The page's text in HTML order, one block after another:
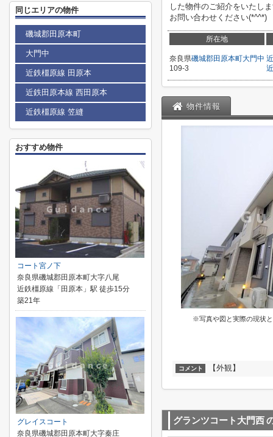
した物件のご紹介をいたし
お問い合わせください(*^^*)
所在地
奈良県磯城郡田原本町大門中
109-3
物件情報
※写真や図と実際の現状
コメント 【外観】
グランツコート大門西
同じエリアの物件
磯城郡田原本町
大門中
近鉄橿原線 田原本
近鉄田原本線 西田原本
近鉄橿原線 笠縫
おすすめ物件
コート宮ノ下
奈良県磯城郡田原本町大字八尾
近鉄橿原線「田原本」駅 徒歩15分
築21年
グレイスコート
奈良県磯城郡田原本町大字秦庄